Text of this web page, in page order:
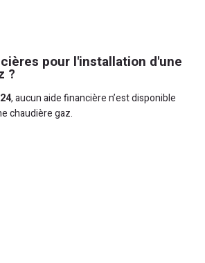
pour l'installation d'une
?
, aucun aide financière n’est disponible
chaudière gaz.